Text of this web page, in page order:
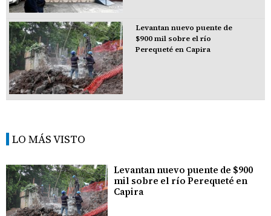
Levantan nuevo puente de
$900 mil sobre el río
Perequeté en Capira
LO MÁS VISTO
Levantan nuevo puente de $900
mil sobre el río Perequeté en
Capira